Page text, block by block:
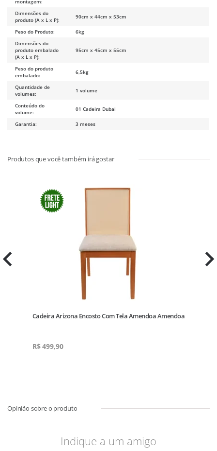
Dimensões do
produto (A x L x P):
90cm x 44cm x 53cm
Peso do Produto:
6kg
Dimensões do
produto embalado
(A x L x P):
95cm x 45cm x 55cm
Peso do produto
embalado:
6,5kg
Quantidade de
volumes:
1 volume
Conteúdo do
volume:
01 Cadeira Dubai
Garantia: 3 meses
Cadeira Arizona Encosto Com Tela Amendoa Amendoa
R$499,90
Indique a um amigo